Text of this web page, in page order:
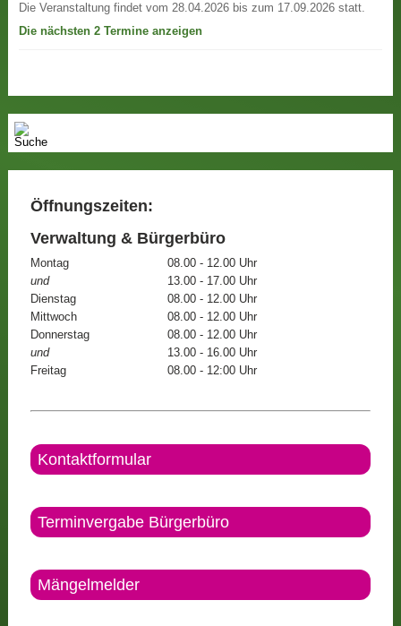
Die Veranstaltung findet vom 28.04.2026 bis zum 17.09.2026 statt.
Die nächsten 2 Termine anzeigen
Öffnungszeiten:
Verwaltung & Bürgerbüro
Montag
08.00 - 12.00 Uhr
und
13.00 - 17.00 Uhr
Dienstag
08.00 - 12.00 Uhr
Mittwoch
08.00 - 12.00 Uhr
Donnerstag
08.00 - 12.00 Uhr
und
13.00 - 16.00 Uhr
Freitag
08.00 - 12:00 Uhr
Kontaktformular
Terminvergabe Bürgerbüro
Mängelmelder